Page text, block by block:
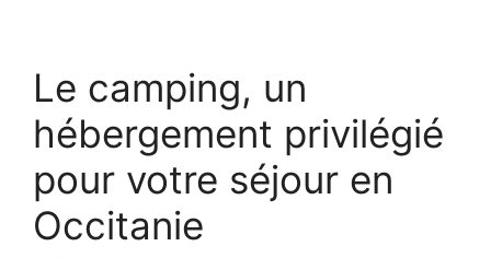
Le camping, un
hébergement privilégié
pour votre séjour en
Occitanie